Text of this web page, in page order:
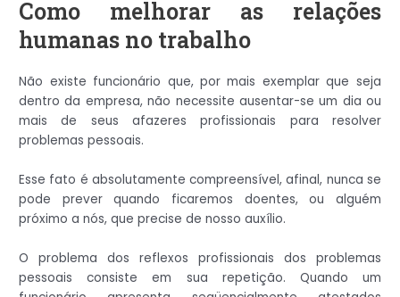
Como melhorar as relações
humanas no trabalho
Não existe funcionário que, por mais exemplar que seja
dentro da empresa, não necessite ausentar-se um dia ou
mais de seus afazeres profissionais para resolver
problemas pessoais.
Esse fato é absolutamente compreensível, afinal, nunca se
pode prever quando ficaremos doentes, ou alguém
próximo a nós, que precise de nosso auxílio.
O problema dos reflexos profissionais dos problemas
pessoais consiste em sua repetição. Quando um